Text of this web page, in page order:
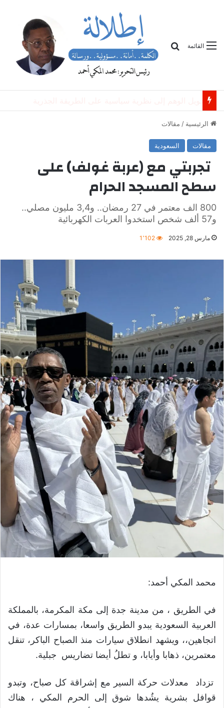
القائمة
الرئيسية / مقالات
مقالات السعودية
تجربتي مع (عربة غولف) على
سطح المسجد الحرام
800 الف معتمر في 27 رمضان.. و3,4 مليون مصلي..
و57 ألف شخص استخدوا العربات الكهربائية
مارس 28, 2025 1٬102
محمد المكي أحمد:
في الطريق ، من مدينة جدة إلى مكة المكرمة، بالمملكة
العربية السعودية يبدو الطريق واسعا، بمسارات عدة، في
اتجاهين،، ويشهد انطلاق سيارات منذ الصباح الباكر، تنقل
معتمرين، ذهابا وأيابا، و تطلُ أيضا تضاريس جبلية.
تزداد معدلات حركة السير مع إشراقة كل صباح، وتبدو
قوافل بشرية يشُدها شوق إلى الحرم المكي ، هناك